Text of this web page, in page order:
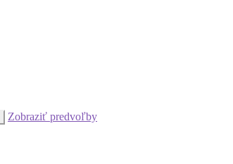
Zobraziť predvoľby